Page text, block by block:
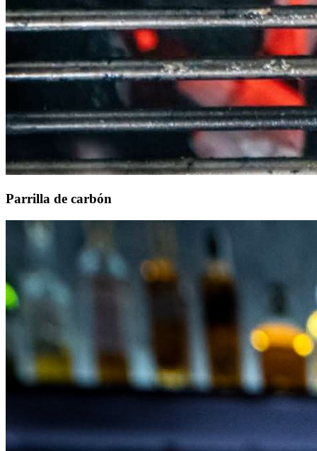
Parrilla de carbón